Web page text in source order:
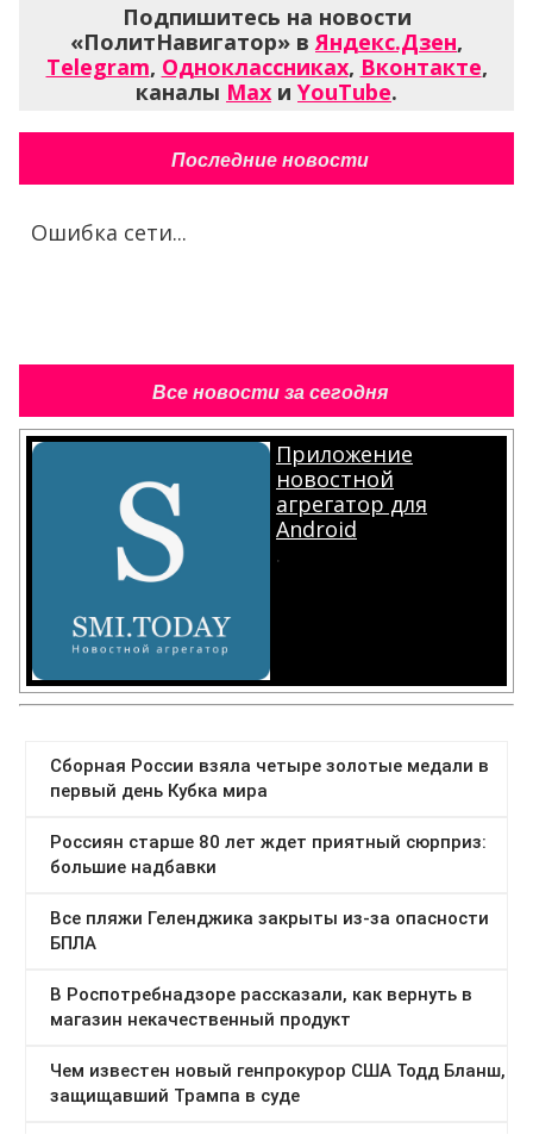
Подпишитесь на новости
«ПолитНавигатор» вЯндекс.Дзен,
Telegram, Одноклассниках, Вконтакте,
каналы Max и YouTube.
Последние новости
Ошибка сети...
Все новости за сегодня
Приложение
новостной
агрегатор для
Android
.